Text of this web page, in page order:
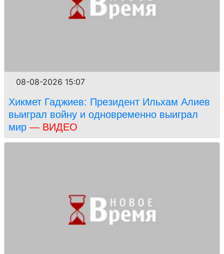
08-08-2026 15:07
Хикмет Гаджиев: Президент Ильхам Алиев
выиграл войну и одновременно выиграл
мир — ВИДЕО